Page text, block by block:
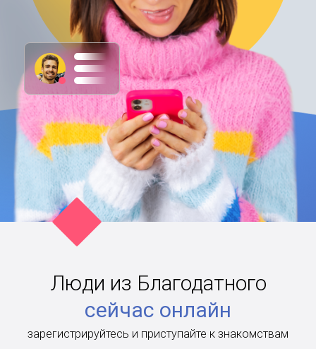
Люди из Благодатного
сейчас онлайн
зарегистрируйтесь и приступайте к знакомствам